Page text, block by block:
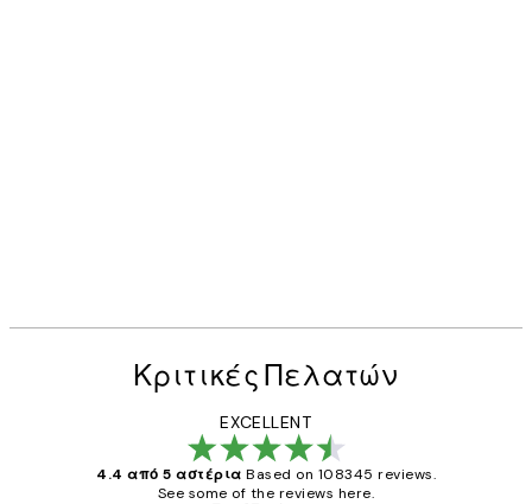
Κριτικές Πελατών
EXCELLENT
4.4 από 5 αστέρια Based on 108345 reviews.
See some of the reviews here.